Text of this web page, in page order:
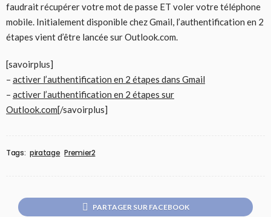
faudrait récupérer votre mot de passe ET voler votre téléphone
mobile. Initialement disponible chez Gmail, l’authentification en 2
étapes vient d’être lancée sur Outlook.com.
[savoirplus]
– activer l’authentification en 2 étapes dans Gmail
– activer l’authentification en 2 étapes sur
Outlook.com[/savoirplus]
Tags: piratage Premier2
PARTAGER SUR FACEBOOK